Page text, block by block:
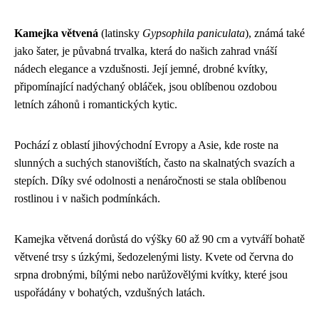
Kamejka větvená (latinsky Gypsophila paniculata), známá také
jako šater, je půvabná trvalka, která do našich zahrad vnáší
nádech elegance a vzdušnosti. Její jemné, drobné kvítky,
připomínající nadýchaný obláček, jsou oblíbenou ozdobou
letních záhonů i romantických kytic.
Pochází z oblastí jihovýchodní Evropy a Asie, kde roste na
slunných a suchých stanovištích, často na skalnatých svazích a
stepích. Díky své odolnosti a nenáročnosti se stala oblíbenou
rostlinou i v našich podmínkách.
Kamejka větvená dorůstá do výšky 60 až 90 cm a vytváří bohatě
větvené trsy s úzkými, šedozelenými listy. Kvete od června do
srpna drobnými, bílými nebo narůžovělými kvítky, které jsou
uspořádány v bohatých, vzdušných latách.